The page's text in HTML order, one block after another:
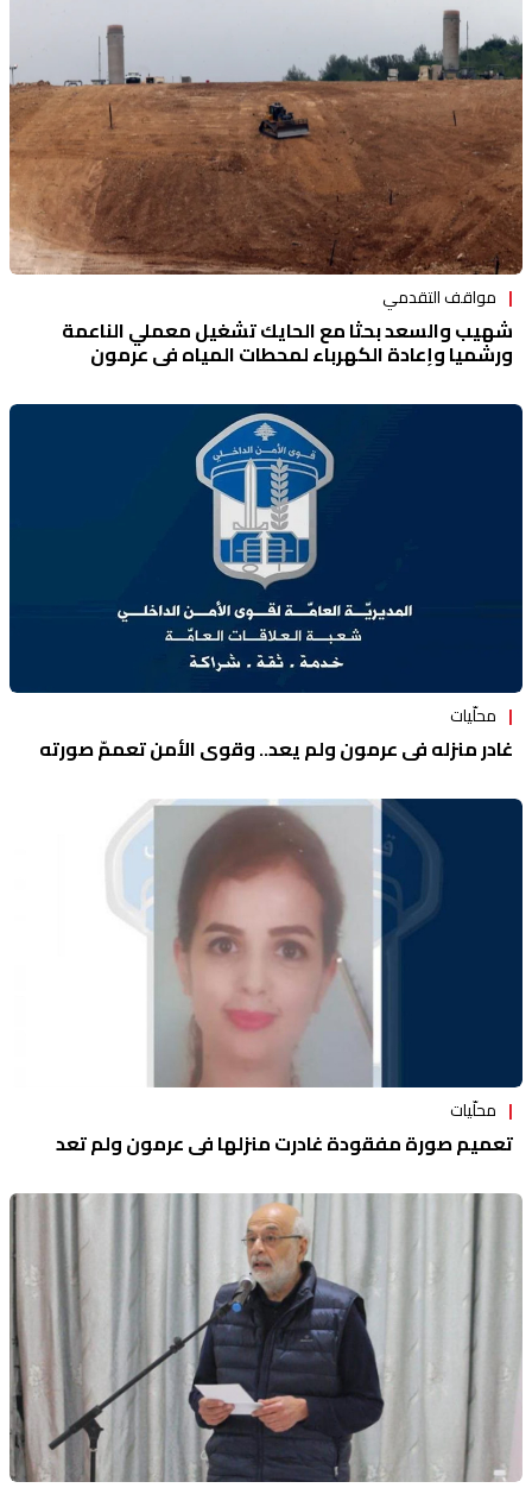
مواقف التقدمي
شهيب والسعد بحثا مع الحايك تشغيل معملي الناعمة
ورشميا وإعادة الكهرباء لمحطات المياه في عرمون
محلّيات
غادر منزله في عرمون ولم يعد.. وقوى الأمن تعممّ صورته
محلّيات
تعميم صورة مفقودة غادرت منزلها في عرمون ولم تعد